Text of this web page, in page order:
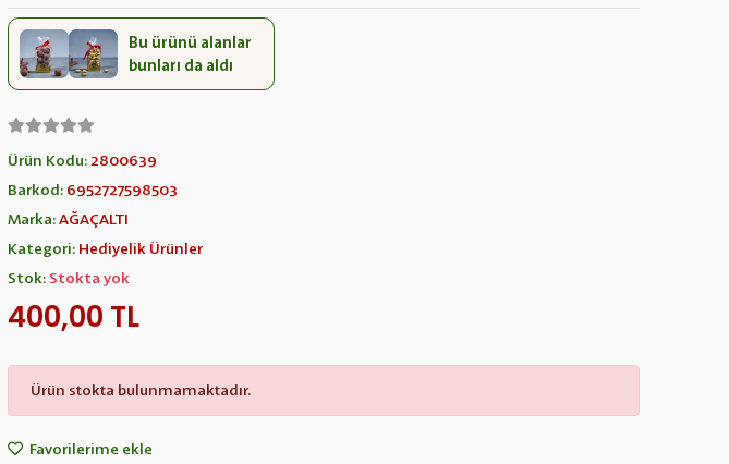
Bu ürünü alanlar
bunları da aldı
Ürün Kodu:2800639
Barkod: 6952727598503
Marka:AĞAÇALTI
Kategori: Hediyelik Ürünler
Stok: Stokta yok
400,00 TL
Ürün stokta bulunmamaktadır.
Favorilerime ekle